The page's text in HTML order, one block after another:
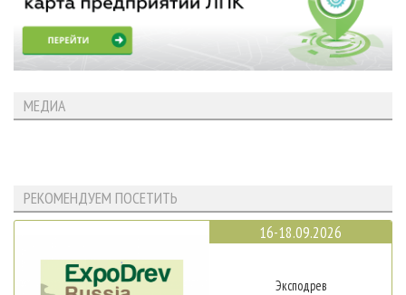
МЕДИА
РЕКОМЕНДУЕМ ПОСЕТИТЬ
16-18.09.2026
Эксподрев